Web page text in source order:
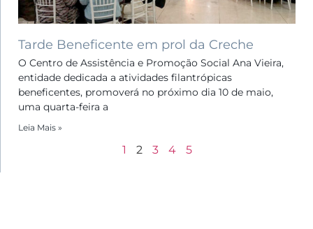
Tarde Beneficente em prol da Creche
O Centro de Assistência e Promoção Social Ana Vieira,
entidade dedicada a atividades filantrópicas
beneficentes, promoverá no próximo dia 10 de maio,
uma quarta-feira a
Leia Mais »
1 2 3 4 5